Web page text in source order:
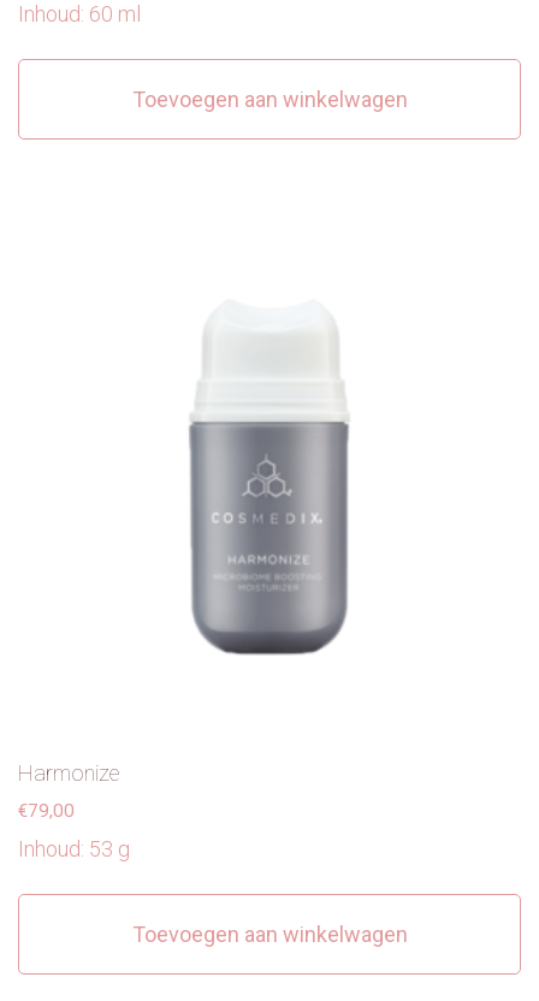
Inhoud: 60 ml
Toevoegen aan winkelwagen
Harmonize
€79,00
Inhoud: 53 g
Toevoegen aan winkelwagen